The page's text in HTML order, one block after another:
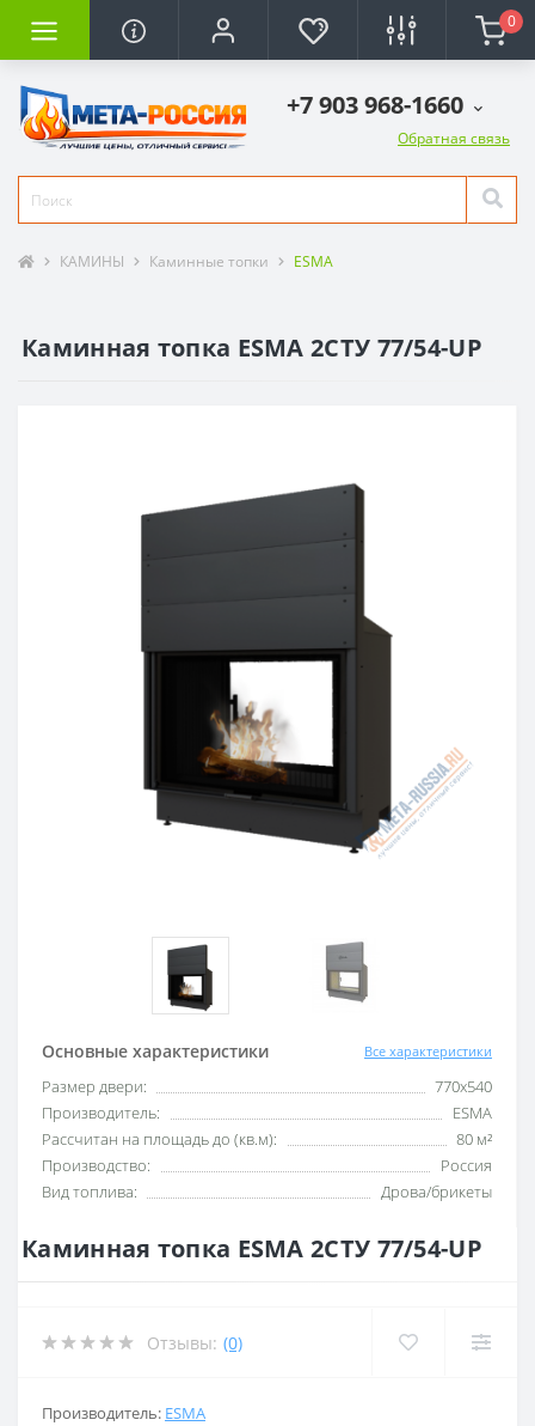
0
+7 903 968-1660
Обратная связь
КАМИНЫ Каминные топки ESMA
Каминная топка ESMA 2СТУ 77/54-UP
Основные характеристики Все характеристики
Размер двери:
770х540
Производитель:
ESMA
Рассчитан на площадь до (кв.м):
80 м²
Производство:
Россия
Вид топлива:
Дрова/брикеты
Каминная топка ESMA 2СТУ 77/54-UP
Отзывы: (0)
Производитель: ESMA